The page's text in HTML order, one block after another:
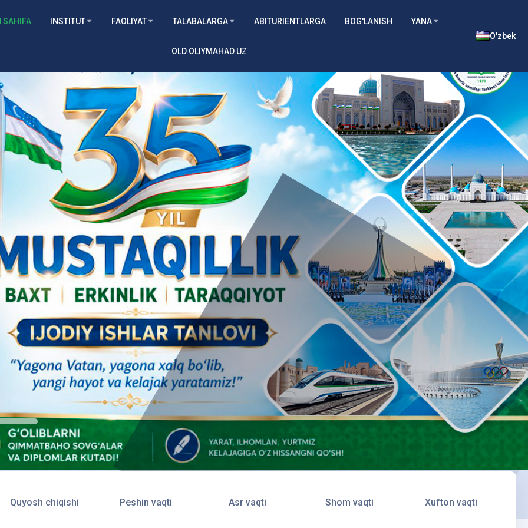
SAHIFA INSTITUT FAOLIYAT TALABALARGA ABITURIENTLARGA BOG'LANISH YANA
OLD.OLIYMAHAD.UZ
O'zbek
Quyosh chiqishi Peshin vaqti Asr vaqti Shom vaqti Xufton vaqti